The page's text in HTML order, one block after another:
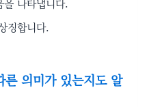
나타냅니다.
징합니다.
의미가 있는지도 알